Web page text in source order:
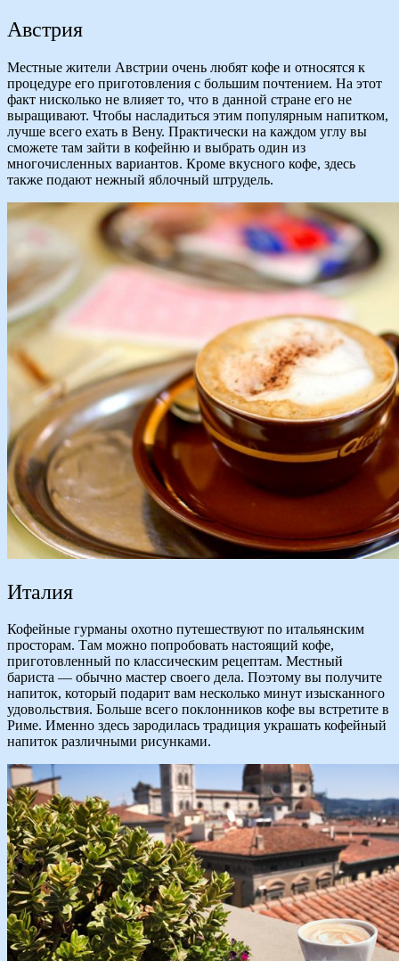
Австрия
Местные жители Австрии очень любят кофе и относятся к
процедуре его приготовления с большим почтением. На этот
факт нисколько не влияет то, что в данной стране его не
выращивают. Чтобы насладиться этим популярным напитком,
лучше всего ехать в Вену. Практически на каждом углу вы
сможете там зайти в кофейню и выбрать один из
многочисленных вариантов. Кроме вкусного кофе, здесь
также подают нежный яблочный штрудель.
Италия
Кофейные гурманы охотно путешествуют по итальянским
просторам. Там можно попробовать настоящий кофе,
приготовленный по классическим рецептам. Местный
бариста — обычно мастер своего дела. Поэтому вы получите
напиток, который подарит вам несколько минут изысканного
удовольствия. Больше всего поклонников кофе вы встретите в
Риме. Именно здесь зародилась традиция украшать кофейный
напиток различными рисунками.